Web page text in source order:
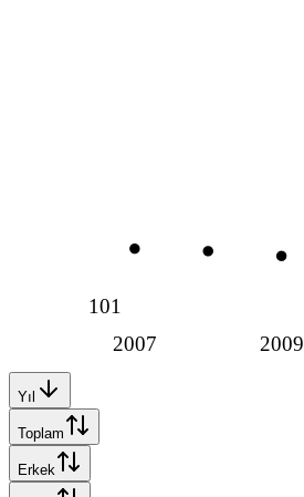
2007 2009
101
Yıl
Toplam
Erkek